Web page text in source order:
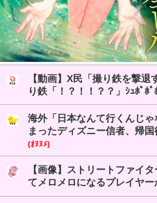
【動画】X民「撮り鉄を撃
り鉄「！？！！？？」ｼｭﾎﾟﾎﾟ
海外「日本なんて行くんじ
まったディズニー信者、帰
(ｵﾇﾇﾒ)
【画像】ストリートファイ
てメロメロになるプレイヤー